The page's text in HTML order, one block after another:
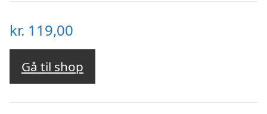
kr. 119,00
Gå til shop